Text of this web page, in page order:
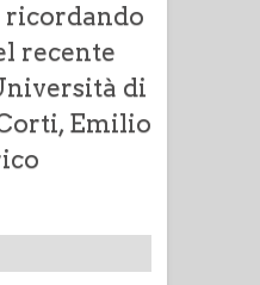
ricordando
recente
di
Emilio